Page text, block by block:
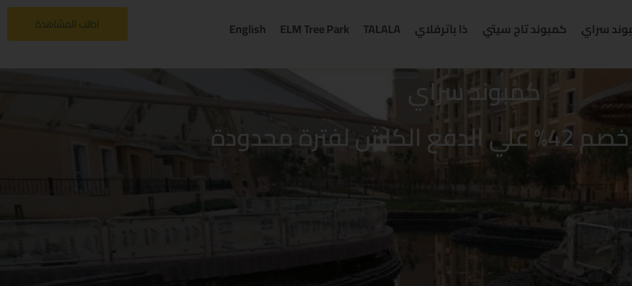
سراي كمبوند تاج سيتي ذا باترفلاي TALALA
ELM Tree Park
English اطلب المشاهدة
كمبوند سراي
محدودة